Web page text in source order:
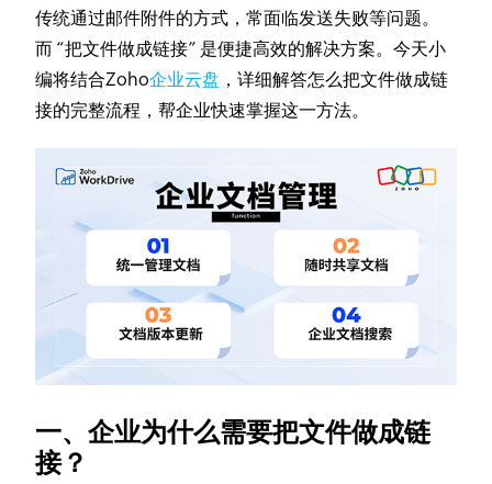
传统通过邮件附件的方式，常面临发送失败等问题。
而 “把文件做成链接” 是便捷高效的解决方案。今天小
编将结合Zoho企业云盘 ，详细解答怎么把文件做成链
接的完整流程，帮企业快速掌握这一方法。
一、企业为什么需要把文件做成链
接？